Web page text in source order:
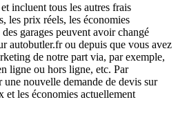
incluent tous les autres frais
les prix réels, les économies
garages peuvent avoir changé
autobutler.fr ou depuis que vous avez
de notre part via, par exemple,
ligne ou hors ligne, etc. Par
une nouvelle demande de devis sur
les économies actuellement